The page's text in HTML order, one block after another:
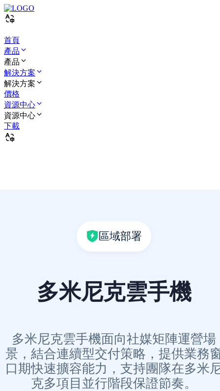
首頁
產品
產品
解決方案
解決方案
價格
資源中心
資源中心
下載
區域部署
多米尼克雲手機
多米尼克雲手機面向社媒矩陣運營場
景，結合連續型交付策略，提供業務
口期快速擴容能力，支持團隊在多米
克多項目並行階段保證節奏。